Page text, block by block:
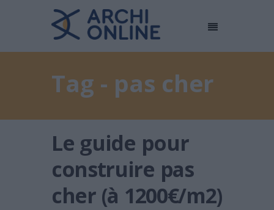
Tag - pas cher
Le guide pour
construire pas
cher (à 1200€/m2)